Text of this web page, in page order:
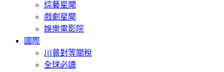
綜藝星聞
戲劇星聞
娛樂電影院
國際
川普對等關稅
全球必讀